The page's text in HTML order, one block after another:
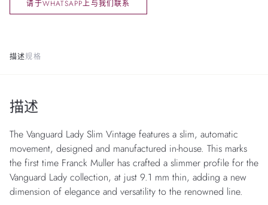
请于WHATSAPP上与我们联系
描述规格
描述
The Vanguard Lady Slim Vintage features a slim, automatic
movement, designed and manufactured in-house. This marks
the first time Franck Muller has crafted a slimmer profile for the
Vanguard Lady collection, at just 9.1 mm thin, adding a new
dimension of elegance and versatility to the renowned line.